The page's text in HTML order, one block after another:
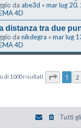
da abe3d « mar lug 20,
4D
distanza tra due
da nikdegra « mar lug
4D
di 1000 risultati Pagina
1 2
Tutti